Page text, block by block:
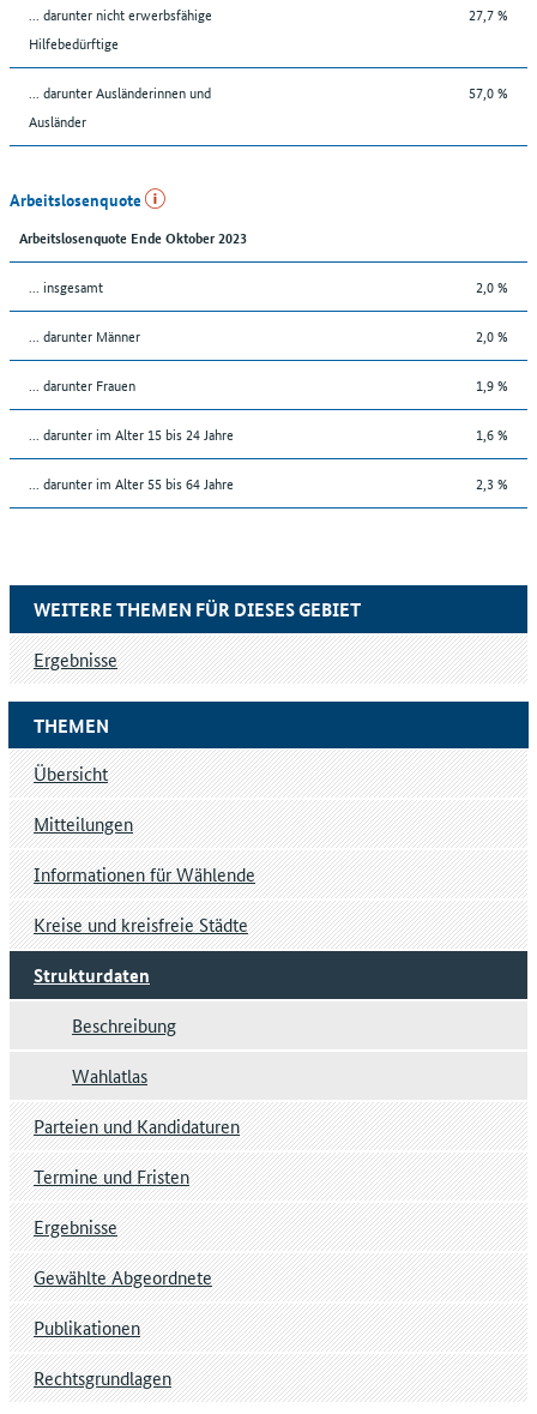
... darunter nicht erwerbsfähige
Hilfebedürftige
27,7 %
... darunter Ausländerinnen und
Ausländer
57,0 %
Arbeitslosenquote
Arbeitslosenquote Ende Oktober 2023
... insgesamt 2,0 %
... darunter Männer 2,0 %
... darunter Frauen 1,9 %
... darunter im Alter 15 bis 24 Jahre 1,6 %
... darunter im Alter 55 bis 64 Jahre 2,3 %
THEMEN
Übersicht
Mitteilungen
Informationen für Wählende
Kreise und kreisfreie Städte
Strukturdaten
Beschreibung
Wahlatlas
Parteien und Kandidaturen
Termine und Fristen
Ergebnisse
Gewählte Abgeordnete
Publikationen
Rechtsgrundlagen
WEITERE THEMEN FÜR DIESES GEBIET
Ergebnisse